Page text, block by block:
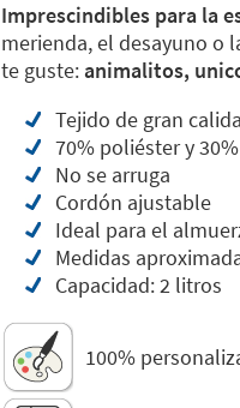
Imprescindibles para la
merienda, el desayuno o
te guste:animalitos,
Tejido de gran
70% poliéster y
No se arruga
Cordón ajustable
Ideal para el
Medidas
Capacidad: 2 litros
100%